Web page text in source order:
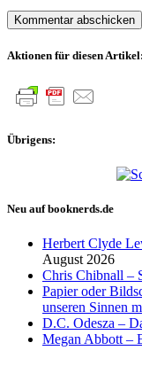
Aktionen für diesen Artikel:
Übrigens:
Neu auf booknerds.de
Herbert Clyde
August 2026
Chris Chibnall –
Papier oder
unseren Sinnen
D.C. Odesza –
Megan Abbott –